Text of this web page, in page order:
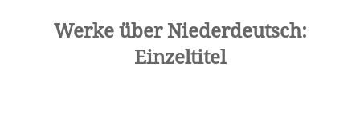
Werke über Niederdeutsch:
Einzeltitel